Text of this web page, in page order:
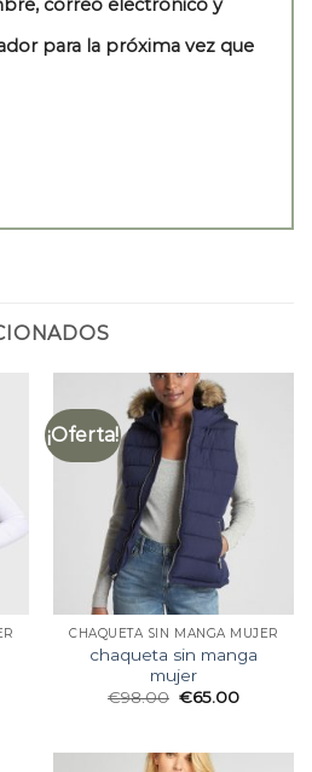
correo electrónico y
para la próxima vez que
¡Oferta!
CHAQUETA SIN MANGA MUJER
chaqueta sin manga
mujer
€98.00 €65.00